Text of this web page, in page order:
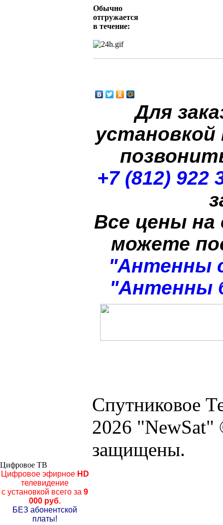
Обычно
отгружается
в течение:
Для
+7 (812) 922
Все цены на
можете
"Антенны
"Антенны
Спутниковое
2026 "NewSat"
защищены.
Цифровое ТВ
Цифровое эфирноеHD
телевидение
с установкой всего за 9
000 руб.
БЕЗ абонентской
платы!